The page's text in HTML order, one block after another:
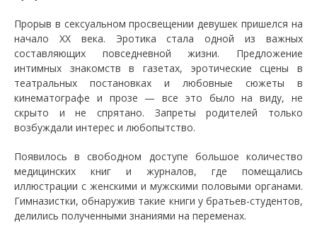
Прорыв в сексуальном просвещении девушек пришелся на
начало ХХ века. Эротика стала одной из важных
составляющих повседневной жизни. Предложение
интимных знакомств в газетах, эротические сцены в
театральных постановках и любовные сюжеты в
кинематографе и прозе — все это было на виду, не
скрыто и не спрятано. Запреты родителей только
возбуждали интерес и любопытство.
Появилось в свободном доступе большое количество
медицинских книг и журналов, где помещались
иллюстрации с женскими и мужскими половыми органами.
Гимназистки, обнаружив такие книги у братьев-студентов,
делились полученными знаниями на переменах.